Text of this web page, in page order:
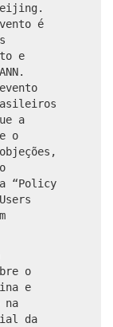
é
e
a
o
“Policy
o
e
na
da